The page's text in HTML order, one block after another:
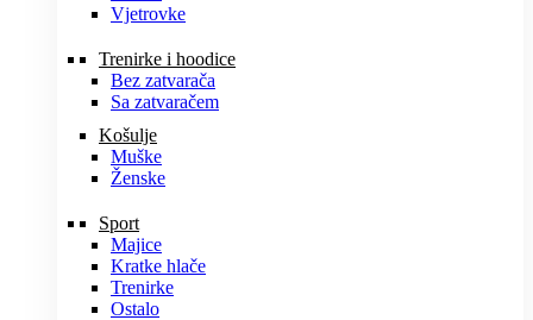
Vjetrovke
Trenirke i hoodice
Bez zatvarača
Sa zatvaračem
Košulje
Muške
Ženske
Sport
Majice
Kratke hlače
Trenirke
Ostalo